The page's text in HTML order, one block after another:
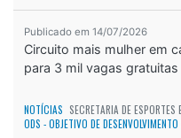
Publicado em 14/07/2026
Circuito mais mulher em
para 3 mil vagas
NOTÍCIAS SECRETARIA DE ESPORTES
ODS - OBJETIVO DE